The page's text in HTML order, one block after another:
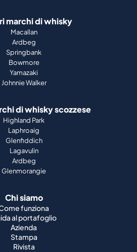
marchi di whisky
Macallan
Ardbeg
Springbank
Bowmore
Yamazaki
Johnnie Walker
di whisky scozzese
Highland Park
Laphroaig
Glenfiddich
Lagavulin
Ardbeg
Glenmorangie
Chi siamo
funziona
al portafoglio
Azienda
Stampa
Rivista